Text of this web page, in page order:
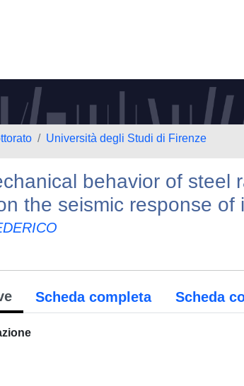
Università degli Studi di Firenze
behavior of steel
the seismic response of
Scheda completa Scheda